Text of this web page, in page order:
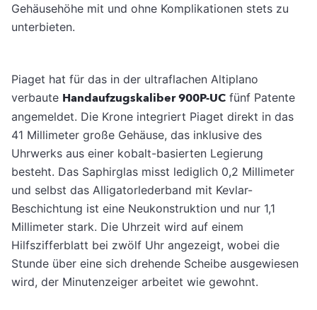
Gehäusehöhe mit und ohne Komplikationen stets zu
unterbieten.
Piaget hat für das in der ultraflachen Altiplano
verbaute Handaufzugskaliber 900P-UC fünf Patente
angemeldet. Die Krone integriert Piaget direkt in das
41 Millimeter große Gehäuse, das inklusive des
Uhrwerks aus einer kobalt-basierten Legierung
besteht. Das Saphirglas misst lediglich 0,2 Millimeter
und selbst das Alligatorlederband mit Kevlar-
Beschichtung ist eine Neukonstruktion und nur 1,1
Millimeter stark. Die Uhrzeit wird auf einem
Hilfszifferblatt bei zwölf Uhr angezeigt, wobei die
Stunde über eine sich drehende Scheibe ausgewiesen
wird, der Minutenzeiger arbeitet wie gewohnt.